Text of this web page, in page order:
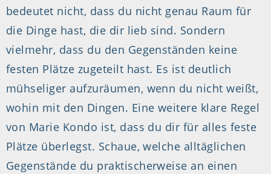
bedeutet nicht, dass du nicht genau Raum für
die Dinge hast, die dir lieb sind. Sondern
vielmehr, dass du den Gegenständen keine
festen Plätze zugeteilt hast. Es ist deutlich
mühseliger aufzuräumen, wenn du nicht weißt,
wohin mit den Dingen. Eine weitere klare Regel
von Marie Kondo ist, dass du dir für alles feste
Plätze überlegst. Schaue, welche alltäglichen
Gegenstände du praktischerweise an einen